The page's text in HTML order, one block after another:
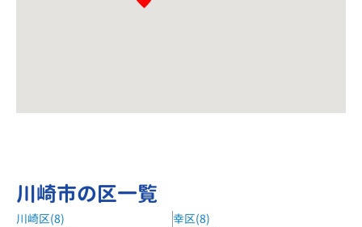
川崎市の区一覧
川崎区(8)
幸区(8)